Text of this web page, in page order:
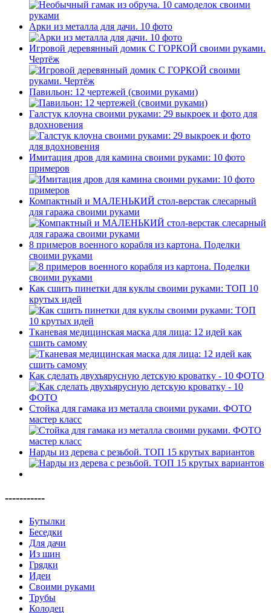
Арки из металла для дачи. 10 фото
Игровой деревянный домик С ГОРКОЙ своими руками.
Чертёж
Павильон: 12 чертежей (своими руками)
Галстук клоуна своими руками: 29 выкроек и фото для
вдохновения
Имитация дров для камина своими руками: 10 фото
примеров
Компактный и МАЛЕНЬКИЙ стол-верстак слесарный
для гаража своими руками
8 примеров военного корабля из картона. Поделки
своими руками
Как сшить пинетки для куклы своими руками: ТОП 10
крутых идей
Тканевая медицинская маска для лица: 12 идей как
сшить самому
Как сделать двухъярусную детскую кроватку - 10 ФОТО
Стойка для гамака из металла своими руками. ФОТО
мастер класс
Нарды из дерева с резьбой. ТОП 15 крутых вариантов
-----------
Бутылки
Беседки
Для дачи
Из шин
Грядки
Идеи
Своими руками
Трубы
Колодец